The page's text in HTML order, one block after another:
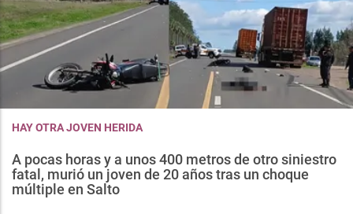
HAY OTRA JOVEN HERIDA
A pocas horas y a unos 400 metros de otro siniestro
fatal, murió un joven de 20 años tras un choque
múltiple en Salto